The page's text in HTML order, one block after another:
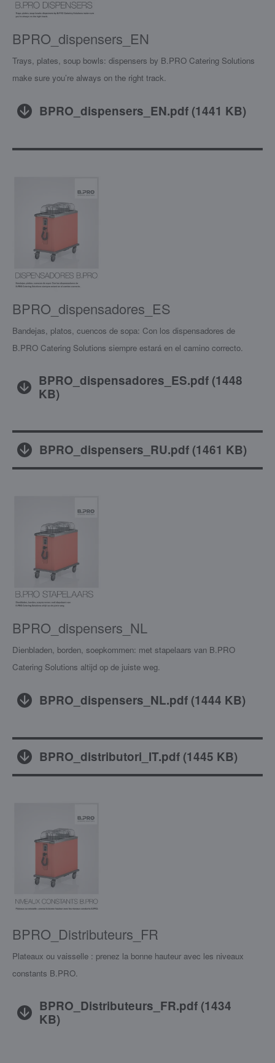
BPRO_dispensers_EN
Trays, plates, soup bowls: dispensers by B.PRO Catering Solutions
make sure you’re always on the right track.
BPRO_dispensers_EN.pdf (1441 KB)
BPRO_dispensadores_ES
Bandejas, platos, cuencos de sopa: Con los dispensadores de
B.PRO Catering Solutions siempre estará en el camino correcto.
BPRO_dispensadores_ES.pdf(1448
KB)
BPRO_dispensers_RU.pdf (1461 KB)
BPRO_dispensers_NL
Dienbladen, borden, soepkommen: met stapelaars van B.PRO
Catering Solutions altijd op de juiste weg.
BPRO_dispensers_NL.pdf (1444 KB)
BPRO_distributori_IT.pdf (1445 KB)
BPRO_Distributeurs_FR
Plateaux ou vaisselle : prenez la bonne hauteur avec les niveaux
constants B.PRO.
BPRO_Distributeurs_FR.pdf(1434
KB)